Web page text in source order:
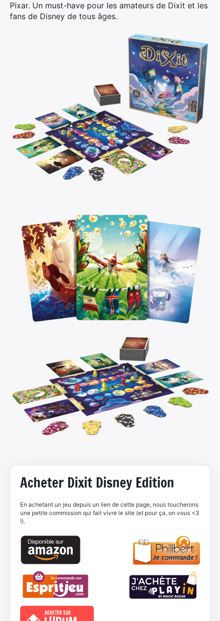
Pixar. Un must-have pour les amateurs de Dixit et les
fans de Disney de tous âges.
Acheter Dixit Disney Edition
En achetant un jeu depuis un lien de cette page, nous toucherons
une petite commission qui fait vivre le site (et pour ça, on vous <3
!).